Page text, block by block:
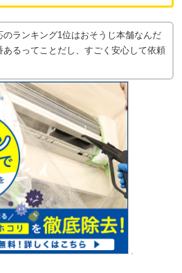
のランキング1位はおそうじ本舗なんだ
あるってことだし、すごく安心して依頼